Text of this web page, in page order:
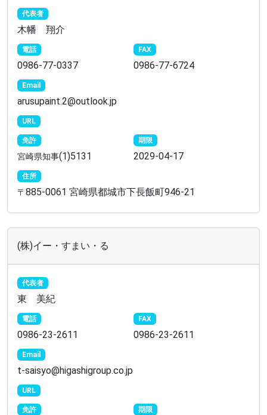
代表者
木幡 翔介
電話
0986-77-0337
FAX
0986-77-6724
Email
arusupaint.2@outlook.jp
URL
免許
宮崎県知事(1)5131
期限
2029-04-17
住所
〒 885-0061 宮崎県都城市下長飯町946-21
(株)イー・すまい・る
代表者
東 美紀
電話
0986-23-2611
FAX
0986-23-2611
Email
t-saisyo@higashigroup.co.jp
URL
免許 期限